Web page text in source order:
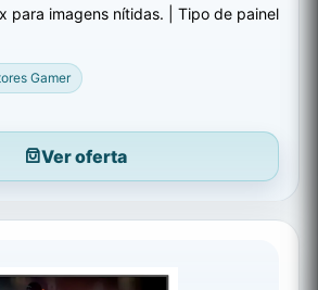
para imagens nítidas. | Tipo de painel
Gamer
Ver oferta